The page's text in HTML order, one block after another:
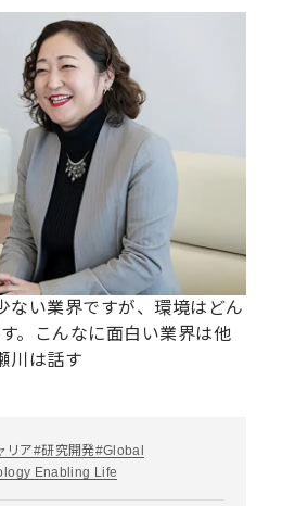
ない業界ですが、環境はどん
。こんなに面白い業界は他
川は話す
リア#研究開発#Global
Enabling Life